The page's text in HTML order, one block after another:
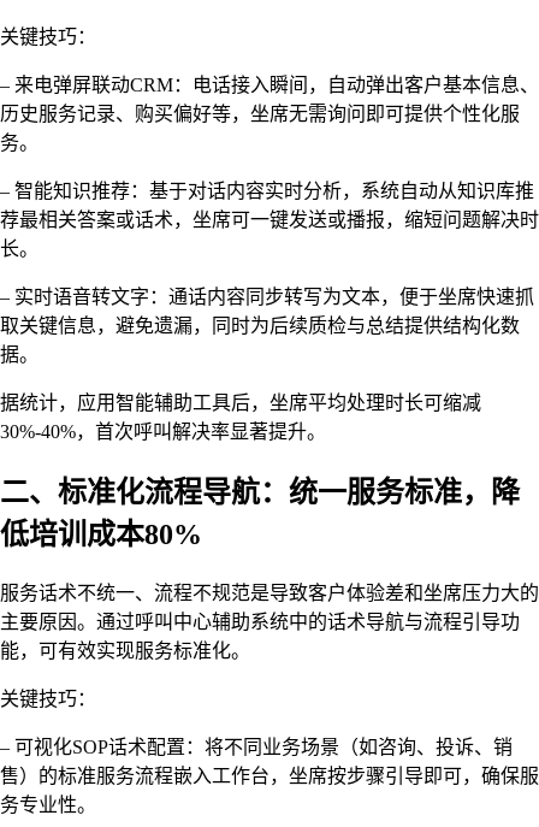
关键技巧：
– 来电弹屏联动CRM：电话接入瞬间，自动弹出客户基本信息、
历史服务记录、购买偏好等，坐席无需询问即可提供个性化服
务。
– 智能知识推荐：基于对话内容实时分析，系统自动从知识库推
荐最相关答案或话术，坐席可一键发送或播报，缩短问题解决时
长。
– 实时语音转文字：通话内容同步转写为文本，便于坐席快速抓
取关键信息，避免遗漏，同时为后续质检与总结提供结构化数
据。
据统计，应用智能辅助工具后，坐席平均处理时长可缩减
30%-40%，首次呼叫解决率显著提升。
二、标准化流程导航：统一服务标准，降
低培训成本80%
服务话术不统一、流程不规范是导致客户体验差和坐席压力大的
主要原因。通过呼叫中心辅助系统中的话术导航与流程引导功
能，可有效实现服务标准化。
关键技巧：
– 可视化SOP话术配置：将不同业务场景（如咨询、投诉、销
售）的标准服务流程嵌入工作台，坐席按步骤引导即可，确保服
务专业性。